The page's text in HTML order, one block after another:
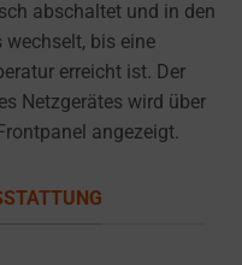
abschaltet und in den
wechselt, bis eine
erreicht ist. Der
Netzgerätes wird über
angezeigt.